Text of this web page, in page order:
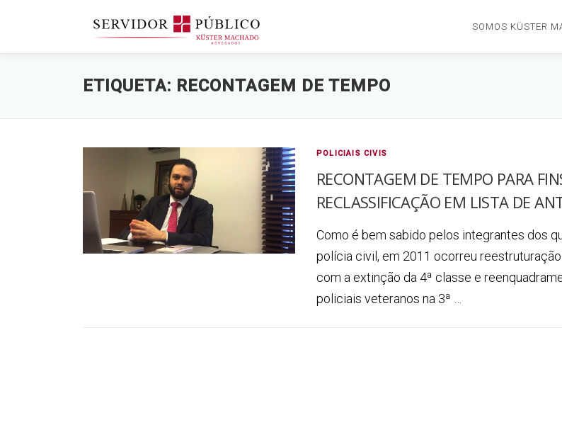
conteúdo
SOMOS KÜSTER
ETIQUETA: RECONTAGEM DE TEMPO
POLICIAIS CIVIS
RECONTAGEM DE TEMPO PARA
RECLASSIFICAÇÃO EM LISTA DE
Como é bem sabido pelos integrantes dos
polícia civil, em 2011 ocorreu
com a extinção da 4ª classe e
policiais veteranos na 3ª …